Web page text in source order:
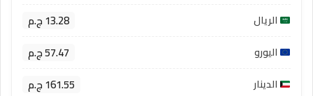
الريال 13.28 ج.م
اليورو 57.47 ج.م
الدينار 161.55 ج.م